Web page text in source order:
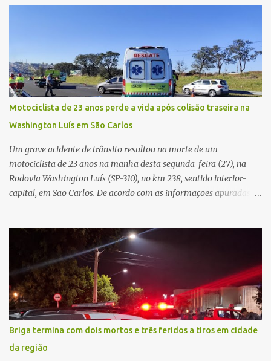
o Sistema Único de Saúde (SUS). Nos últimos anos, o Governo
Federal tem ampliado investimentos destinados ao fortalecimento
da atenção básica, da infraestrutura hospitalar e da
regionalização dos serviços de saúde. Entretanto, em um cenário
de demandas crescentes e recursos necessariamente limitados, a
principal missão da gestão pública não é apenas investir mais,
mas decidir melhor onde investir para produzir o maior benefício
possível à população. Essa reflexão encontra respaldo tanto na
teoria da admini...
Motociclista de 23 anos perde a vida após colisão traseira na
Washington Luís em São Carlos
Um grave acidente de trânsito resultou na morte de um
motociclista de 23 anos na manhã desta segunda-feira (27), na
Rodovia Washington Luís (SP-310), no km 238, sentido interior-
capital, em São Carlos. De acordo com as informações apuradas no
veículo, o trânsito estava lento e congestionado devido a obras
realizadas na rodovia, momento em que ocorreu o impacto. Com
a violência da colisão, o motociclista foi arremessado ao solo.
Testemunhas relataram que o capacete teria se desprendido
durante o acidente. O jovem sofreu ferimentos gravíssimos e
morreu ainda no local. Equipes de resgate e de atendimento da
concessionária responsável pela rodovia foram acionadas e
realizaram a sinalização da via, além de prestarem socorro à
vítima. No entanto, o óbito foi constatado ainda no local do
Briga termina com dois mortos e três feridos a tiros em cidade
da região